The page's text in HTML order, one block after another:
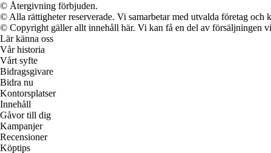
© Återgivning förbjuden.
© Alla rättigheter reserverade. Vi samarbetar med utvalda företag och
© Copyright gäller allt innehåll här. Vi kan få en del av försäljningen
Lär känna oss
Vår historia
Vårt syfte
Bidragsgivare
Bidra nu
Kontorsplatser
Innehåll
Gåvor till dig
Kampanjer
Recensioner
Köptips